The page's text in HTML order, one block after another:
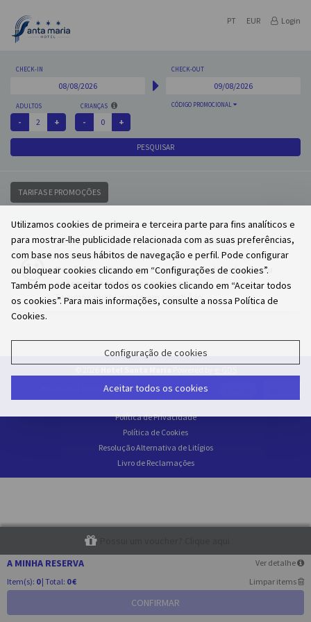
PT EUR Login
CHECK-IN CHECK-OUT
CÓDIGO PROMOCIONAL
ADULTOS CRIANÇAS
PESQUISAR
TARIFAS E PROMOÇÕES
Lamentamos mas não temos disponibilidade para as
suas opções de pesquisa.
Por favor altere os seus critérios de seleção ou
entre em contato connosco.
Teremos muito gosto em recebê-lo.
A MINHA RESERVA
Ver detalhe
Item(s): 0 | Total: 0 € Limpar items
CONFIRMAR
- Because a Hotel Sells More Than Rooms
Política de Privacidade
Política de Cookies
Resolução Alternativa de Litígios
Livro de Reclamações
Utilizamos cookies de primeira e terceira parte para fins analíticos e
para mostrar-lhe publicidade relacionada com as suas preferências,
com base nos seus hábitos de navegação e perfil. Pode configurar
ou bloquear cookies clicando em “Configurações de cookies”.
Também pode aceitar todos os cookies clicando em “Aceitar todos
os cookies”. Para mais informações, consulte a nossa Política de
Cookies.
Configuração de cookies
Aceitar todos os cookies